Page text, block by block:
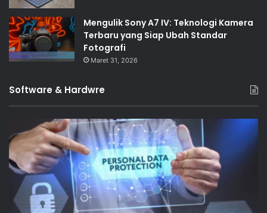
Mengulik Sony A7 IV: Teknologi Kamera
Terbaru yang Siap Ubah Standar
Fotografi
Maret 31, 2026
Software & Hardwre